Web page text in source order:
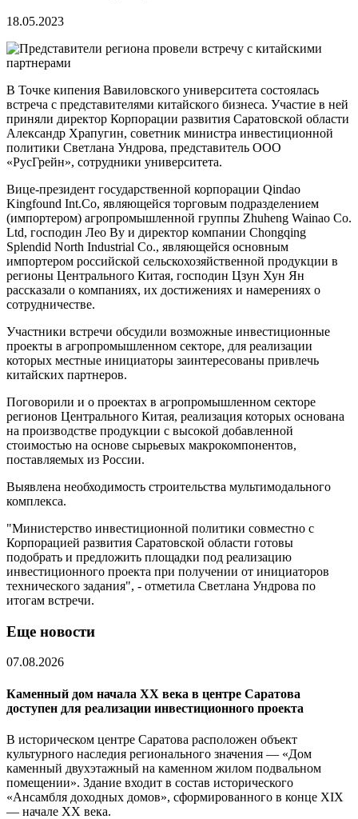
18.05.2023
В Точке кипения Вавиловского университета состоялась
встреча с представителями китайского бизнеса. Участие в ней
приняли директор Корпорации развития Саратовской области
Александр Храпугин, советник министра инвестиционной
политики Светлана Ундрова, представитель ООО
«РусГрейн», сотрудники университета.
Вице-президент государственной корпорации Qindao
Kingfound Int.Co, являющейся торговым подразделением
(импортером) агропромышленной группы Zhuheng Wainao Co.
Ltd, господин Лео Ву и директор компании Chongqing
Splendid North Industrial Co., являющейся основным
импортером российской сельскохозяйственной продукции в
регионы Центрального Китая, господин Цзун Хун Ян
рассказали о компаниях, их достижениях и намерениях о
сотрудничестве.
Участники встречи обсудили возможные инвестиционные
проекты в агропромышленном секторе, для реализации
которых местные инициаторы заинтересованы привлечь
китайских партнеров.
Поговорили и о проектах в агропромышленном секторе
регионов Центрального Китая, реализация которых основана
на производстве продукции с высокой добавленной
стоимостью на основе сырьевых макрокомпонентов,
поставляемых из России.
Выявлена необходимость строительства мультимодального
комплекса.
"Министерство инвестиционной политики совместно с
Корпорацией развития Саратовской области готовы
подобрать и предложить площадки под реализацию
инвестиционного проекта при получении от инициаторов
технического задания", - отметила Светлана Ундрова по
итогам встречи.
Еще новости
07.08.2026
Каменный дом начала XX века в центре Саратова
доступен для реализации инвестиционного проекта
В историческом центре Саратова расположен объект
культурного наследия регионального значения — «Дом
каменный двухэтажный на каменном жилом подвальном
помещении». Здание входит в состав исторического
«Ансамбля доходных домов», сформированного в конце XIX
— начале XX века.